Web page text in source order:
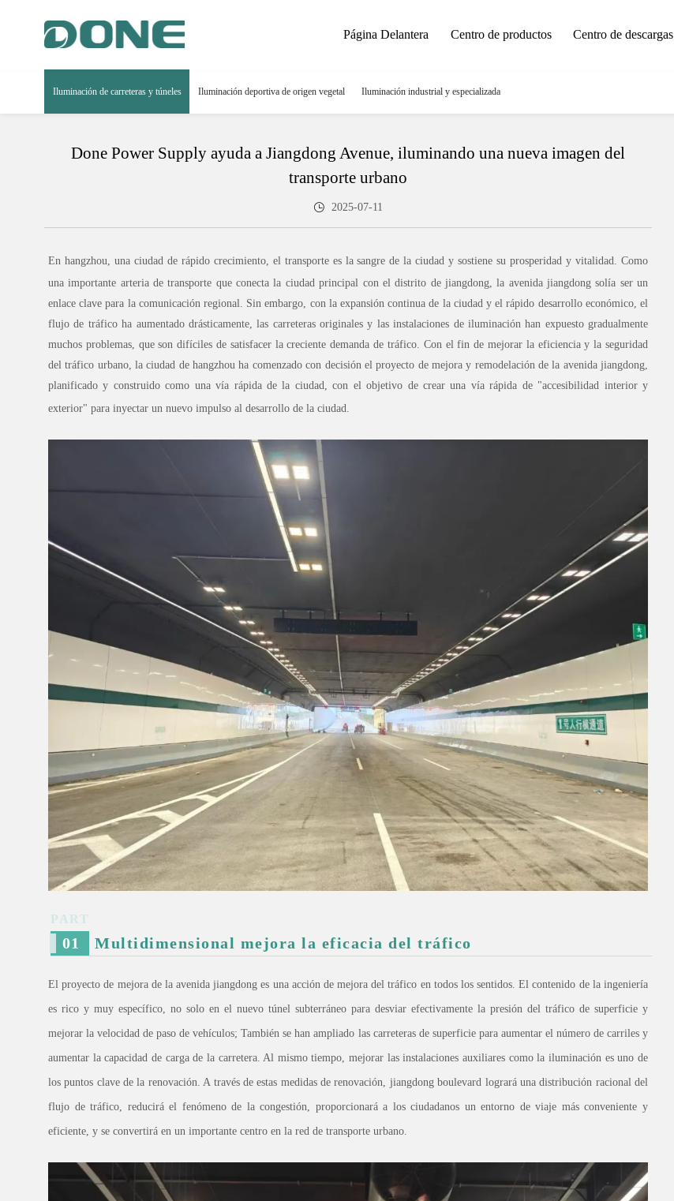
Página Delantera Centro de productos Centro de descargas
Iluminación de carreteras y túneles Iluminación deportiva de origen vegetal Iluminación industrial y especializada
Done Power Supply ayuda a Jiangdong Avenue, iluminando una nueva imagen del
transporte urbano
2025-07-11
En hangzhou, una ciudad de rápido crecimiento, el transporte es la sangre de la ciudad y sostiene su prosperidad y vitalidad. Como
una importante arteria de transporte que conecta la ciudad principal con el distrito de jiangdong, la avenida jiangdong solía ser un
enlace clave para la comunicación regional. Sin embargo, con la expansión continua de la ciudad y el rápido desarrollo económico, el
flujo de tráfico ha aumentado drásticamente, las carreteras originales y las instalaciones de iluminación han expuesto gradualmente
muchos problemas, que son difíciles de satisfacer la creciente demanda de tráfico. Con el fin de mejorar la eficiencia y la seguridad
del tráfico urbano, la ciudad de hangzhou ha comenzado con decisión el proyecto de mejora y remodelación de la avenida jiangdong,
planificado y construido como una vía rápida de la ciudad, con el objetivo de crear una vía rápida de "accesibilidad interior y
exterior" para inyectar un nuevo impulso al desarrollo de la ciudad.
PART
01 Multidimensional mejora la eficacia del tráfico
El proyecto de mejora de la avenida jiangdong es una acción de mejora del tráfico en todos los sentidos. El contenido de la ingeniería
es rico y muy específico, no solo en el nuevo túnel subterráneo para desviar efectivamente la presión del tráfico de superficie y
mejorar la velocidad de paso de vehículos; También se han ampliado las carreteras de superficie para aumentar el número de carriles y
aumentar la capacidad de carga de la carretera. Al mismo tiempo, mejorar las instalaciones auxiliares como la iluminación es uno de
los puntos clave de la renovación. A través de estas medidas de renovación, jiangdong boulevard logrará una distribución racional del
flujo de tráfico, reducirá el fenómeno de la congestión, proporcionará a los ciudadanos un entorno de viaje más conveniente y
eficiente, y se convertirá en un importante centro en la red de transporte urbano.